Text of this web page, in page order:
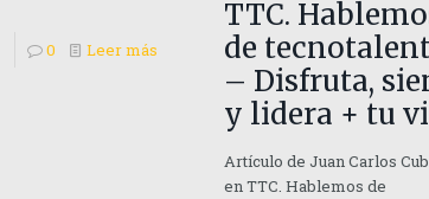
0 Leer más
TTC.
de
– Disfruta,
y lidera + tu
Artículo de Juan Carlos
en TTC. Hablemos de